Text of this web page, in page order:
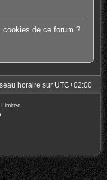
cookies de ce forum ?
horaire sur UTC+02:00